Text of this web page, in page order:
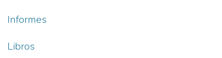
Informes
Libros